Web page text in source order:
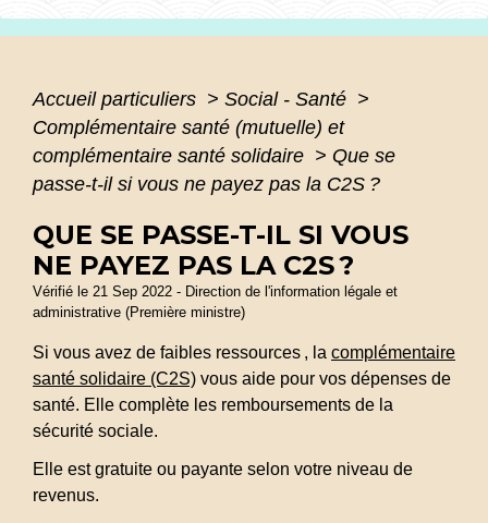
Accueil particuliers > Social - Santé >
Complémentaire santé (mutuelle) et
complémentaire santé solidaire > Que se
passe-t-il si vous ne payez pas la C2S ?
QUE SE PASSE-T-IL SI VOUS
NE PAYEZ PAS LA C2S ?
Vérifié le 21 Sep 2022 - Direction de l'information légale et
administrative (Première ministre)
Si vous avez de faibles ressources , la complémentaire
santé solidaire (C2S) vous aide pour vos dépenses de
santé. Elle complète les remboursements de la
sécurité sociale.
Elle est gratuite ou payante selon votre niveau de
revenus.